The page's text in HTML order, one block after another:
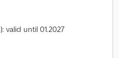
valid until 01.2027